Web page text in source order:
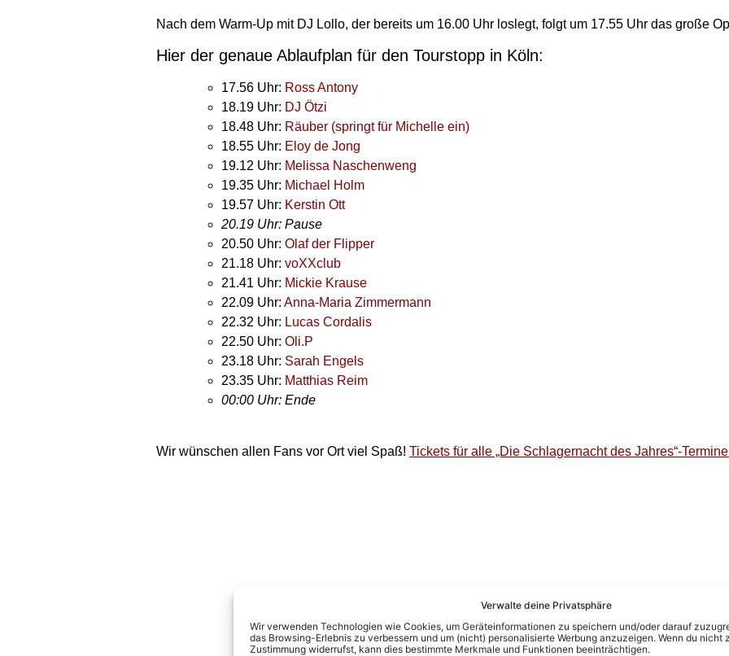
Verwalte deine Privatsphäre
Wir verwenden Technologien wie Cookies, um Geräteinformationen zu speichern und/oder darauf
das Browsing-Erlebnis zu verbessern und um (nicht) personalisierte Werbung anzuzeigen. Wenn du nicht
Zustimmung widerrufst, kann dies bestimmte Merkmale und Funktionen beeinträchtigen.
Nach dem Warm-Up mit DJ Lollo, der bereits um 16.00 Uhr loslegt, folgt um 17.55 Uhr das große
Hier der genaue Ablaufplan für den Tourstopp in Köln:
17.56 Uhr: Ross Antony
18.19 Uhr: DJ Ötzi
18.48 Uhr: Räuber (springt für Michelle ein)
18.55 Uhr: Eloy de Jong
19.12 Uhr: Melissa Naschenweng
19.35 Uhr: Michael Holm
19.57 Uhr: Kerstin Ott
20.19 Uhr: Pause
20.50 Uhr: Olaf der Flipper
21.18 Uhr: voXXclub
21.41 Uhr: Mickie Krause
22.09 Uhr: Anna-Maria Zimmermann
22.32 Uhr: Lucas Cordalis
22.50 Uhr: Oli.P
23.18 Uhr: Sarah Engels
23.35 Uhr: Matthias Reim
00:00 Uhr: Ende
Wir wünschen allen Fans vor Ort viel Spaß! Tickets für alle „Die Schlagernacht des Jahres“-